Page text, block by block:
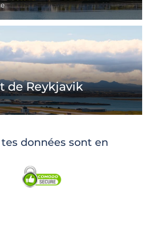
de Reykjavik
tes données sont en